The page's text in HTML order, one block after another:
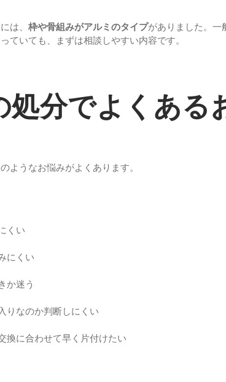
は、 枠や骨組みがアルミのタイプがありました。一
ていても、まずは相談しやすい内容です。
処分でよくある
ようなお悩みがよくあります。
くい
にくい
か迷う
りなのか判断しにくい
換に合わせて早く片付けたい